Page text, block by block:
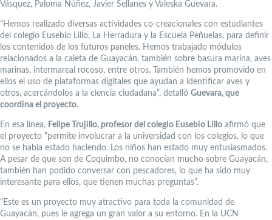
Vásquez, Paloma Núñez, Javier Sellanes y Valeska Guevara.
“Hemos realizado diversas actividades co-creacionales con estudiantes
del colegio Eusebio Lillo, La Herradura y la Escuela Peñuelas, para definir
los contenidos de los futuros paneles. Hemos trabajado módulos
relacionados a la caleta de Guayacán, también sobre basura marina, aves
marinas, intermareal rocoso, entre otros. También hemos promovido en
ellos el uso de plataformas digitales que ayudan a identificar aves y
otros, acercándolos a la ciencia ciudadana”, detalló Guevara, que
coordina el proyecto.
En esa línea, Felipe Trujillo, profesor del colegio Eusebio Lillo afirmó que
el proyecto “permite involucrar a la universidad con los colegios, lo que
no se había estado haciendo. Los niños han estado muy entusiasmados.
A pesar de que son de Coquimbo, no conocían mucho sobre Guayacán,
también han podido conversar con pescadores, lo que ha sido muy
interesante para ellos, que tienen muchas preguntas”.
“Este es un proyecto muy atractivo para toda la comunidad de
Guayacán, pues le agrega un gran valor a su entorno. En la UCN